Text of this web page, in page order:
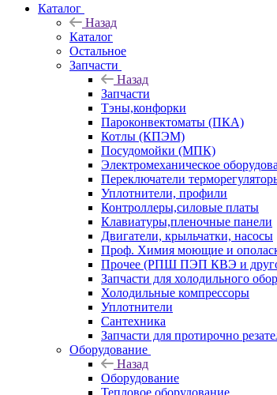
Каталог
Назад
Каталог
Остальное
Запчасти
Назад
Запчасти
Тэны,конфорки
Пароконвектоматы (ПКА)
Котлы (КПЭМ)
Посудомойки (МПК)
Электромеханическое
Переключатели
Уплотнители, профили
Контроллеры,силовые платы
Клавиатуры,пленочные панели
Двигатели, крыльчатки, насосы
Проф. Химия моющие и
Прочее (РПШ ПЭП КВЭ и
Запчасти для холодильного
Холодильные компрессоры
Уплотнители
Сантехника
Запчасти для протирочно
Оборудование
Назад
Оборудование
Тепловое оборудование